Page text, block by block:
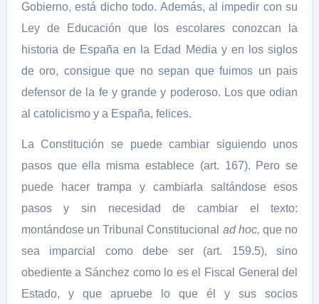
Gobierno, está dicho todo. Además, al impedir con su
Ley de Educación que los escolares conozcan la
historia de España en la Edad Media y en los siglos
de oro, consigue que no sepan que fuimos un pais
defensor de la fe y grande y poderoso. Los que odian
al catolicismo y a España, felices.
La Constitución se puede cambiar siguiendo unos
pasos que ella misma establece (art. 167). Pero se
puede hacer trampa y cambiarla saltándose esos
pasos y sin necesidad de cambiar el texto:
montándose un Tribunal Constitucional ad hoc, que no
sea imparcial como debe ser (art. 159.5), sino
obediente a Sánchez como lo es el Fiscal General del
Estado, y que apruebe lo que él y sus socios